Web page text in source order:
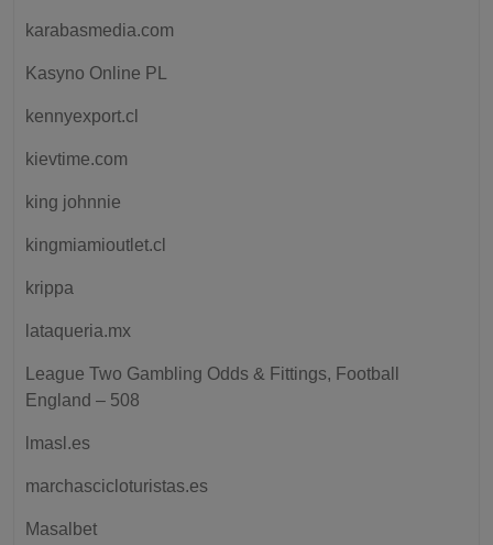
karabasmedia.com
Kasyno Online PL
kennyexport.cl
kievtime.com
king johnnie
kingmiamioutlet.cl
krippa
lataqueria.mx
League Two Gambling Odds & Fittings, Football
England – 508
lmasl.es
marchascicloturistas.es
Masalbet